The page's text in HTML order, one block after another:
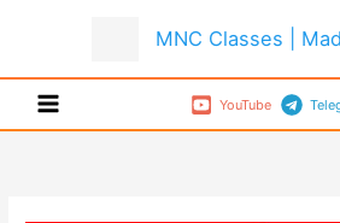
MNC Classes |
YouTube